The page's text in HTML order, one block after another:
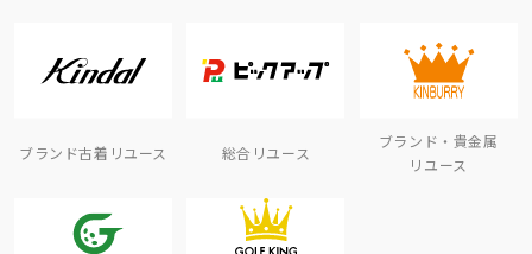
ブランド古着リユース 総合リユース
ブランド・貴金属
リユース